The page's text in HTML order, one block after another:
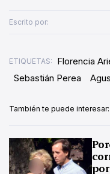
Escrito por:
ETIQUETAS: Florencia
Sebastián Perea
También te puede interesar: